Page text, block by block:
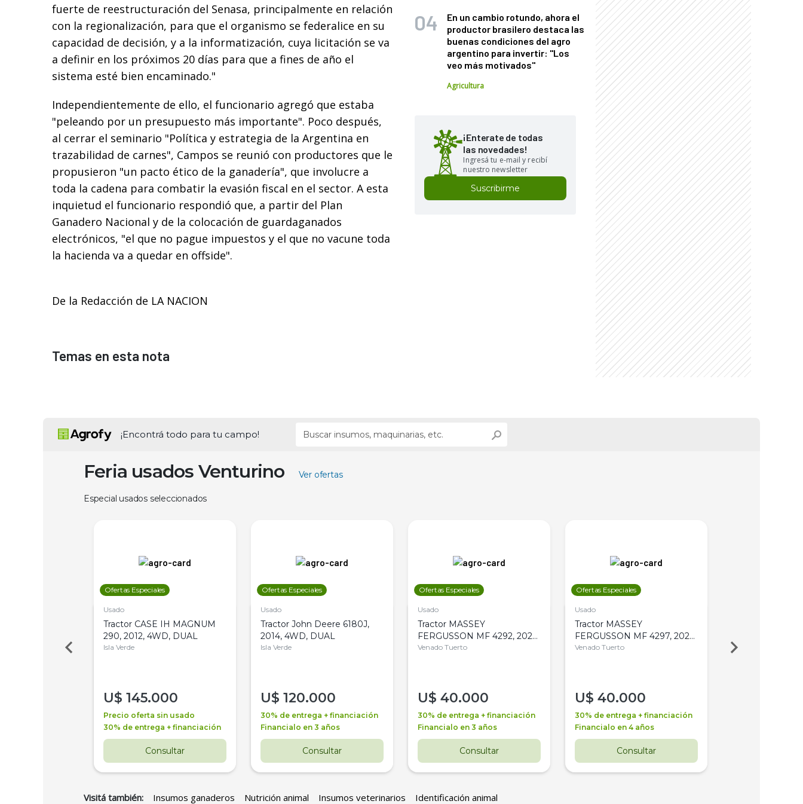
fuerte de reestructuración del Senasa, principalmente en relación
con la regionalización, para que el organismo se federalice en su
capacidad de decisión, y a la informatización, cuya licitación se va
a definir en los próximos 20 días para que a fines de año el
sistema esté bien encaminado."
Independientemente de ello, el funcionario agregó que estaba
"peleando por un presupuesto más importante". Poco después,
al cerrar el seminario "Política y estrategia de la Argentina en
trazabilidad de carnes", Campos se reunió con productores que le
propusieron "un pacto ético de la ganadería", que involucre a
toda la cadena para combatir la evasión fiscal en el sector. A esta
inquietud el funcionario respondió que, a partir del Plan
Ganadero Nacional y de la colocación de guardaganados
electrónicos, "el que no pague impuestos y el que no vacune toda
la hacienda va a quedar en offside".
De la Redacción de LA NACION
En un cambio rotundo, ahora el
productor brasilero destaca las
buenas condiciones del agro
argentino para invertir: "Los
veo más motivados"
Agricultura
¡Enterate de todas
las novedades!
Ingresá tu e-mail y recibí
nuestro newsletter
Suscribirme
Temas en esta nota
¡Encontrá todo para tu campo!
Feria usados Venturino Ver ofertas
Especial usados seleccionados
Ofertas Especiales
Usado
Tractor CASE IH MAGNUM
290, 2012, 4WD, DUAL
Isla Verde
U$ 145.000
Precio oferta sin usado
30% de entrega + financiación
Consultar
Ofertas Especiales
Usado
Tractor John Deere 6180J,
2014, 4WD, DUAL
Isla Verde
U$ 120.000
30% de entrega + financiación
Financialo en 3 años
Consultar
Ofertas Especiales
Usado
Tractor MASSEY
FERGUSSON MF 4292, 2020,
4WD, PATON
Venado Tuerto
U$ 40.000
30% de entrega + financiación
Financialo en 3 años
Consultar
Ofertas Especiales
Usado
Tractor MASSEY
FERGUSSON MF 4297, 2020,
4WD, PATON
Venado Tuerto
U$ 40.000
30% de entrega + financiación
Financialo en 4 años
Consultar
Venado Tuerto
Visitá también: Insumos ganaderos Nutrición animal Insumos veterinarios Identificación animal